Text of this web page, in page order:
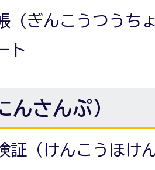
(ぎんこうつうち
ト
んさんぷ）
証（けんこうほけ